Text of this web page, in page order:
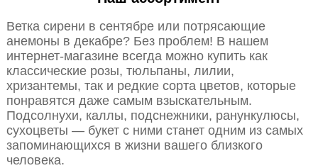
Ветка сирени в сентябре или потрясающие
анемоны в декабре? Без проблем! В нашем
интернет-магазине всегда можно купить как
классические розы, тюльпаны, лилии,
хризантемы, так и редкие сорта цветов, которые
понравятся даже самым взыскательным.
Подсолнухи, каллы, подснежники, ранункулюсы,
сухоцветы — букет с ними станет одним из самых
запоминающихся в жизни вашего близкого
человека.